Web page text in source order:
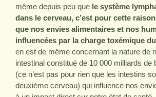
même depuis peu que le système
dans le cerveau, c’est pour cette
que nos envies alimentaires et nos
influencées par la charge toxémique
en est de même concernant la nature de
intestinal constitué de 10 000 milliards de
(ce n’est pas pour rien que les intestins
deuxième cerveau) qui influence nos